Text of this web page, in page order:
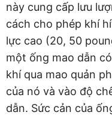
này cung cấp lưu
cách cho phép khí
lực cao (20, 50
một ống mao dẫn
khí qua mao quản
của nó và vào độ
dẫn. Sức cản của